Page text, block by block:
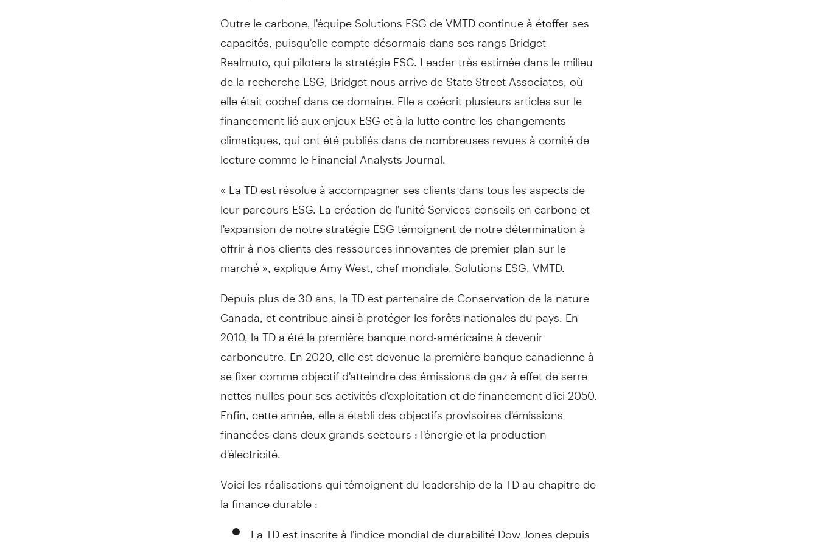
Outre le carbone, l'équipe SolutionsESGdeVMTDcontinue à étoffer ses
capacités, puisqu'elle compte désormais dans ses rangsBridget
Realmuto , qui pilotera la stratégieESG . Leader très estimée dans le milieu
de la rechercheESG Bridgetnous arrive deState Street Associates , où
elle étaitcochefdans ce domaine. Elle acoécritplusieurs articles sur le
financement lié aux enjeuxESGet à la lutte contre les changements
climatiques, qui ont été publiés dans de nombreuses revues à comité de
lecture comme leFinancial Analysts Journal
« La TD est résolue à accompagner ses clients dans tous les aspects de
leur parcours ESG. La création de l'unité Services-conseils en carbone et
l'expansion de notre stratégie ESG témoignent de notre détermination à
offrir à nos clients des ressources innovantes de premier plan sur le
marché », expliqueAmy West , chef mondiale, Solutions ESG, VMTD.
Depuis plus de 30 ans, la TD est partenaire de Conservation de la nature
Canada , et contribue ainsi à protéger les forêts nationales du pays. En
2010, la TD a été la première banque nord-américaine à devenir
carboneutre. En 2020, elle est devenue la première banque canadienne à
se fixer comme objectif d'atteindre des émissions de gaz à effet de serre
nettes nulles pour ses activités d'exploitation et de financement d'ici 2050.
Enfin, cette année, elle a établi des objectifs provisoires d'émissions
financées dans deux grands secteurs : l'énergie et la production
d'électricité.
Voici les réalisations qui témoignent du leadership de la TD au chapitre de
la finance durable :
La TD est inscrite à l'indice mondial de durabilité Dow Jones depuis